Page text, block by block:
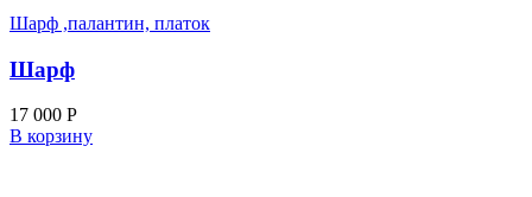
Шарф ,палантин, платок
Шарф
17 000 Р
В корзину